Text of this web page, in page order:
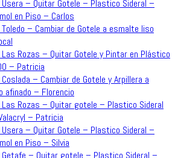
– Quitar Gotele – Plastico Sideral –
en Piso – Carlos
– Cambiar de Gotele a esmalte liso
Rozas – Quitar Gotele y Pintar en Plástico
– Patricia
– Cambiar de Gotele y Arpillera a
afinado – Florencio
Rozas – Quitar gotele – Plastico Sideral
– Patricia
– Quitar Gotele – Plastico Sideral –
en Piso – Silvia
– Quitar gotele – Plastico Sideral –